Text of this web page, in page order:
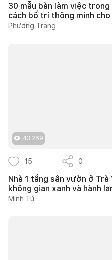
30 mẫu bàn làm việc
cách bố trí thông minh
Phương Trang
43.289
15 0
Nhà 1 tầng sân vườn ở
không gian xanh và hành
Minh Tú